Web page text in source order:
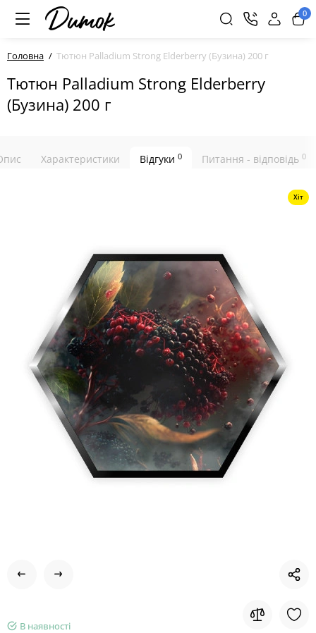
0
Головна Тютюн Palladium Strong Elderberry (Бузина) 200 г
Тютюн Palladium Strong Elderberry
(Бузина) 200 г
Характеристики Відгуки 0 Питання - відповідь 0
Хіт
В наявності